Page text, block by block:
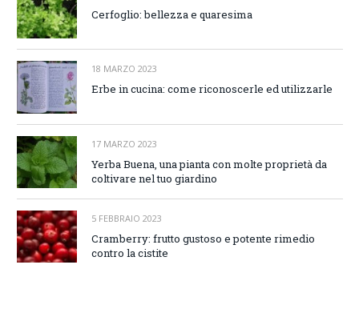
Cerfoglio: bellezza e quaresima
18 MARZO 2023
Erbe in cucina: come riconoscerle ed utilizzarle
17 MARZO 2023
Yerba Buena, una pianta con molte proprietà da
coltivare nel tuo giardino
5 FEBBRAIO 2023
Cramberry: frutto gustoso e potente rimedio
contro la cistite